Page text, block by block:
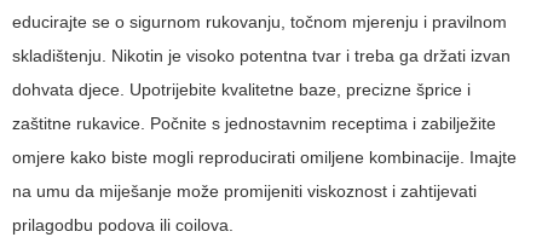
educirajte se o sigurnom rukovanju, točnom mjerenju i pravilnom
skladištenju. Nikotin je visoko potentna tvar i treba ga držati izvan
dohvata djece. Upotrijebite kvalitetne baze, precizne šprice i
zaštitne rukavice. Počnite s jednostavnim receptima i zabilježite
omjere kako biste mogli reproducirati omiljene kombinacije. Imajte
na umu da miješanje može promijeniti viskoznost i zahtijevati
prilagodbu podova ili coilova.